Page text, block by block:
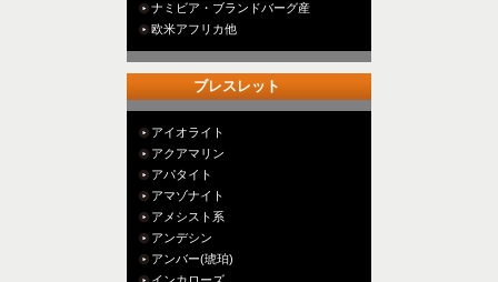
ナミビア・ブランドバーグ産
欧米アフリカ他
ブレスレット
アイオライト
アクアマリン
アパタイト
アマゾナイト
アメシスト系
アンデシン
アンバー(琥珀)